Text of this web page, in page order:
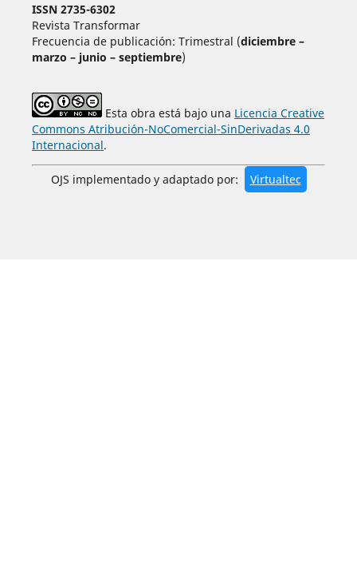
ISSN 2735-6302
Revista Transformar
Frecuencia de publicación: Trimestral (diciembre –
marzo – junio – septiembre)
Esta obra está bajo una Licencia Creative
Commons Atribución-NoComercial-SinDerivadas 4.0
Internacional.
OJS implementado y adaptado por: Virtualtec